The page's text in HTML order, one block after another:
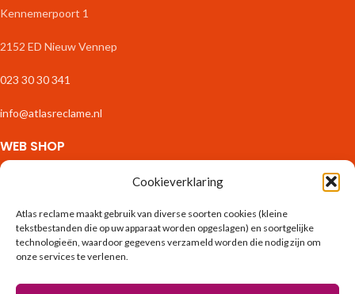
Cookieverklaring
Atlas reclame maakt gebruik van diverse soorten cookies (kleine
tekstbestanden die op uw apparaat worden opgeslagen) en soortgelijke
technologieën, waardoor gegevens verzameld worden die nodig zijn om
onze services te verlenen.
Kennemerpoort 1
2152 ED Nieuw Vennep
023 30 30 341
info@atlasreclame.nl
WEB SHOP
Fotoproducten
Interieur
Binnenreclame
Exterieur & Tuin